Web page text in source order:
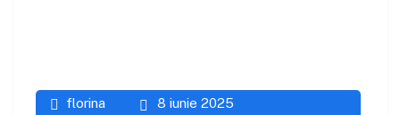
florina
8 iunie 2025